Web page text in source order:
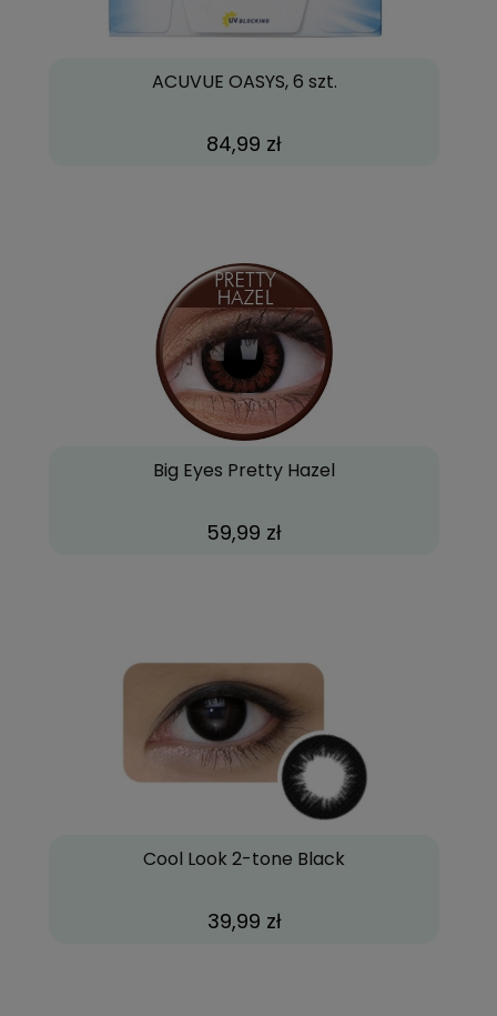
ACUVUE OASYS, 6 szt.
84,99 zł
Big Eyes Pretty Hazel
59,99 zł
Cool Look 2-tone Black
39,99 zł